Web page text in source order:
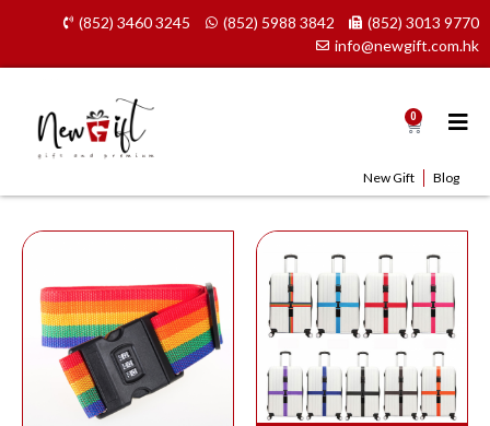
content
(852) 3460 3245 (852) 5988 3842
(852) 3013 9770
info@newgift.com.hk
0 Cart
New Gift Blog